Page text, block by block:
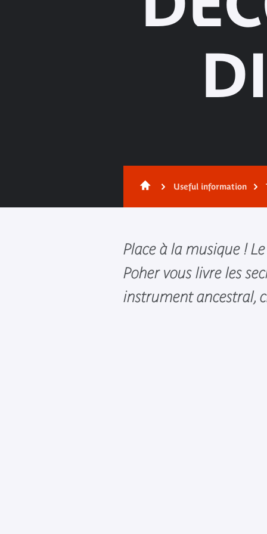
Useful information
Place à la musique !
Poher vous livre les
instrument ancestral,